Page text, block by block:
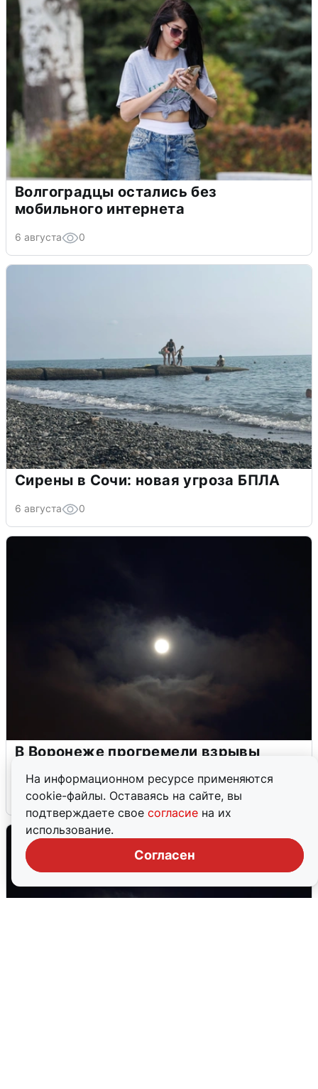
На информационном ресурсе применяются
cookie-файлы. Оставаясь на сайте, вы
подтверждаете свое согласие на их
использование.
Согласен
Волгоградцы остались без
мобильного интернета
6 августа 0
Сирены в Сочи: новая угроза БПЛА
6 августа 0
В Воронеже прогремели взрывы
5 августа 0